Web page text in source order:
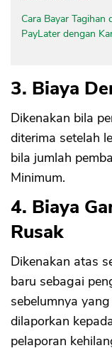
Cara Bayar
PayLater dengan
3. Biaya
Dikenakan bila
diterima setelah
bila jumlah
Minimum.
4. Biaya
Rusak
Dikenakan atas
baru sebagai
sebelumnya
dilaporkan
pelaporan